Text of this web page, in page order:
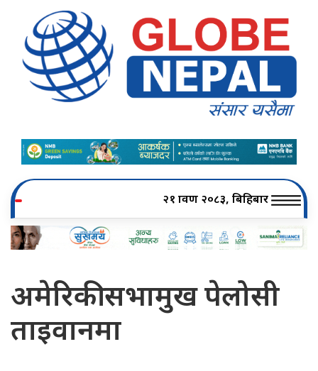
२१ श्रावण २०८३, बिहिबार
अमेरिकी सभामुख पेलोसी
ताइवानमा